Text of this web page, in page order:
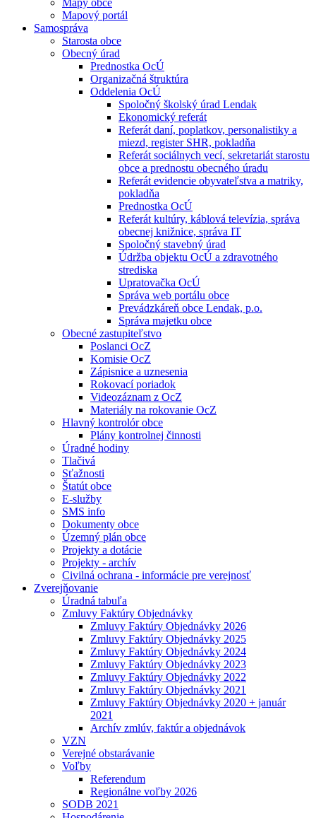
Mapy obce
Mapový portál
Samospráva
Starosta obce
Obecný úrad
Prednostka OcÚ
Organizačná štruktúra
Oddelenia OcÚ
Spoločný školský úrad Lendak
Ekonomický referát
Referát daní, poplatkov, personalistiky a
miezd, register SHR, pokladňa
Referát sociálnych vecí, sekretariát starostu
obce a prednostu obecného úradu
Referát evidencie obyvateľstva a matriky,
pokladňa
Prednostka OcÚ
Referát kultúry, káblová televízia, správa
obecnej knižnice, správa IT
Spoločný stavebný úrad
Údržba objektu OcÚ a zdravotného
strediska
Upratovačka OcÚ
Správa web portálu obce
Prevádzkáreň obce Lendak, p.o.
Správa majetku obce
Obecné zastupiteľstvo
Poslanci OcZ
Komisie OcZ
Zápisnice a uznesenia
Rokovací poriadok
Videozáznam z OcZ
Materiály na rokovanie OcZ
Hlavný kontrolór obce
Plány kontrolnej činnosti
Úradné hodiny
Tlačivá
Sťažnosti
Štatút obce
E-služby
SMS info
Dokumenty obce
Územný plán obce
Projekty a dotácie
Projekty - archív
Civilná ochrana - informácie pre verejnosť
Zverejňovanie
Úradná tabuľa
Zmluvy Faktúry Objednávky
Zmluvy Faktúry Objednávky 2026
Zmluvy Faktúry Objednávky 2025
Zmluvy Faktúry Objednávky 2024
Zmluvy Faktúry Objednávky 2023
Zmluvy Faktúry Objednávky 2022
Zmluvy Faktúry Objednávky 2021
Zmluvy Faktúry Objednávky 2020 + január
2021
Archív zmlúv, faktúr a objednávok
VZN
Verejné obstarávanie
Voľby
Referendum
Regionálne voľby 2026
SODB 2021